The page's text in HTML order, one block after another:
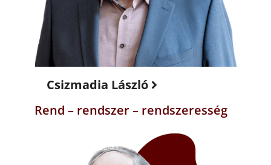
Csizmadia László
Rend – rendszer – rendszeresség